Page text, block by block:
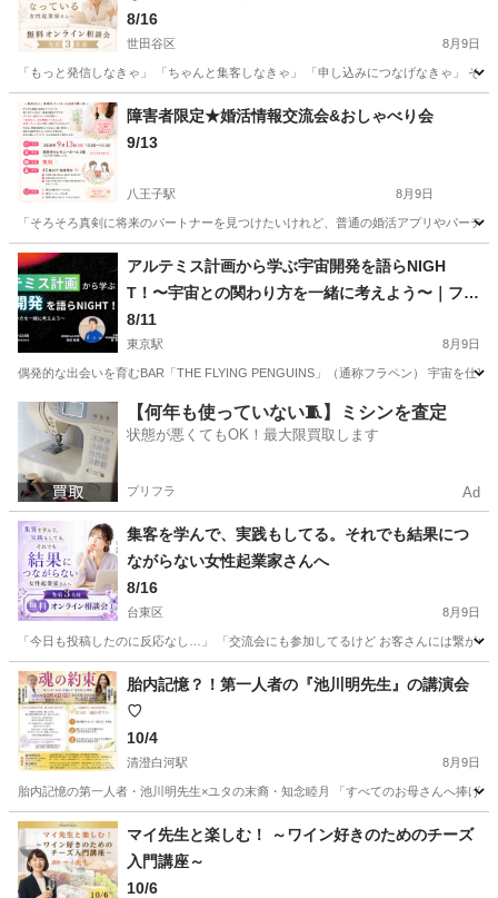
8/16
世田谷区 8月9日
「もっと発信しなきゃ」 「ちゃんと集客しなきゃ」 「申し込みにつなげなきゃ」 そ
東京 世田谷区 セミナー 集客
障害者限定★婚活情報交流会&おしゃべり会
9/13
八王子駅 8月9日
「そろそろ真剣に将来のパートナーを見つけたいけれど、普通の婚活アプリやパー
東京 八王子市 セミナー 会場
アルテミス計画から学ぶ宇宙開発を語らNIGH
T！〜宇宙との関わり方を一緒に考えよう〜｜フラ
ペン／THE FLYING PENGUINS
8/11
東京駅 8月9日
偶発的な出会いを育むBAR「THE FLYING PENGUINS」（通称フラペン） 宇宙を仕
東京 中央区 東京駅 セミナー 宇宙
【何年も使っていない🧵】ミシンを査定
状態が悪くてもOK！最大限買取します
プリフラ Ad
集客を学んで、実践もしてる。それでも結果につ
ながらない女性起業家さんへ
8/16
台東区 8月9日
「今日も投稿したのに反応なし…」 「交流会にも参加してるけど お客さんには繋が
東京 台東区 セミナー 集客
胎内記憶？！第一人者の『池川明先生』の講演会
♡
10/4
清澄白河駅 8月9日
胎内記憶の第一人者・池川明先生×ユタの末裔・知念睦月 「すべてのお母さんへ捧げ
東京 江東区 清澄白河駅 セミナー 先生
マイ先生と楽しむ！ ～ワイン好きのためのチーズ
入門講座～
10/6